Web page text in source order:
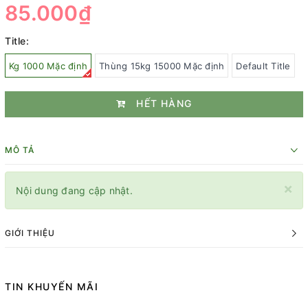
85.000₫
Title:
Kg 1000 Mặc định Thùng 15kg 15000 Mặc định Default Title
HẾT HÀNG
MÔ TẢ
×
Nội dung đang cập nhật.
GIỚI THIỆU
TIN KHUYẾN MÃI